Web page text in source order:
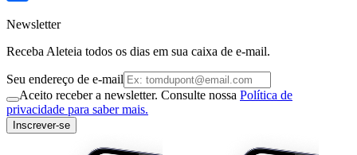
Newsletter
Receba Aleteia todos os dias em sua caixa de e-mail.
Seu endereço de e-mail
Aceito receber a newsletter. Consulte nossa Política de
privacidade para saber mais.
Inscrever-se